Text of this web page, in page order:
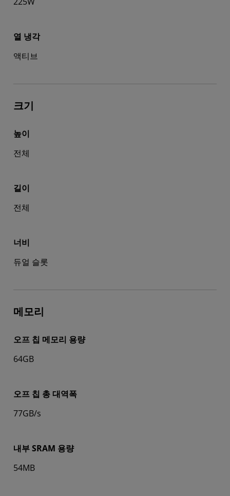
열 냉각
액티브
크기
높이
전체
길이
전체
너비
듀얼 슬롯
메모리
오프 칩 메모리 용량
64GB
오프 칩 총 대역폭
77GB/s
내부 SRAM 용량
54MB